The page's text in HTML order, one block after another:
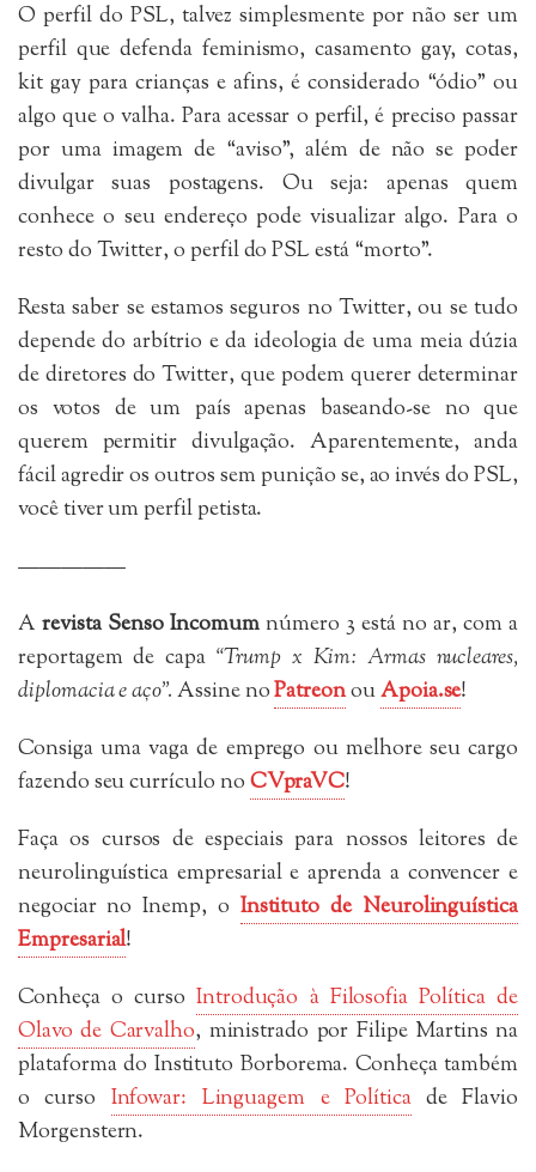
O perfil do PSL, talvez simplesmente por não ser um
perfil que defenda feminismo, casamento gay, cotas,
kit gay para crianças e afins, é considerado “ódio” ou
algo que o valha. Para acessar o perfil, é preciso passar
por uma imagem de “aviso”, além de não se poder
divulgar suas postagens. Ou seja: apenas quem
conhece o seu endereço pode visualizar algo. Para o
resto do Twitter, o perfil do PSL está “morto”.
Resta saber se estamos seguros no Twitter, ou se tudo
depende do arbítrio e da ideologia de uma meia dúzia
de diretores do Twitter, que podem querer determinar
os votos de um país apenas baseando-se no que
querem permitir divulgação. Aparentemente, anda
fácil agredir os outros sem punição se, ao invés do PSL,
você tiver um perfil petista.
—————
Arevista Senso Incomumnúmero 3 está no ar, com a
reportagem de capa “Trump x Kim: Armas nucleares,
diplomacia e aço”.Assine noPatreonouApoia.se!
Consiga uma vaga de emprego ou melhore seu cargo
fazendo seu currículo noCVpraVC!
Faça os cursos de especiais para nossos leitores de
neurolinguística empresarial e aprenda a convencer e
negociar no Inemp, o Instituto de Neurolinguística
Empresarial!
Conheça o curso Introdução à Filosofia Política de
Olavo de Carvalho, ministrado por Filipe Martins na
plataforma do Instituto Borborema. Conheça também
o curso Infowar: Linguagem e Políticade Flavio
Morgenstern.